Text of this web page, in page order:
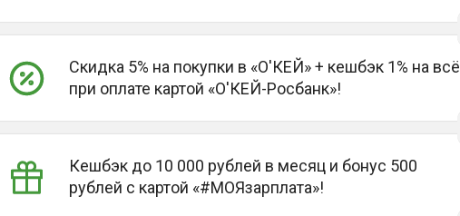
Скидка 5% на покупки в «О'КЕЙ» + кешбэк 1% на всё
при оплате картой «О'КЕЙ-Росбанк»!
Кешбэк до 10 000 рублей в месяц и бонус 500
рублей с картой «#МОЯзарплата»!